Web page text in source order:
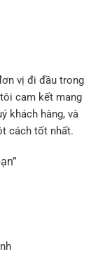
vị đi đầu trong
cam kết mang
khách hàng, và
cách tốt nhất.